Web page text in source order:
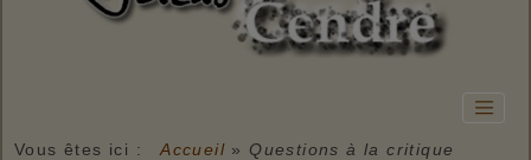
Vous êtes ici : Accueil » Questions à la critique